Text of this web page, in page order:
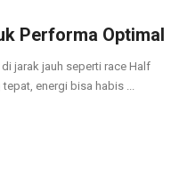
Performa Optimal
jarak jauh seperti race Half
energi bisa habis ...